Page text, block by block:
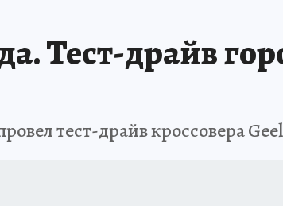
Тест-драйв
тест-драйв кроссовера